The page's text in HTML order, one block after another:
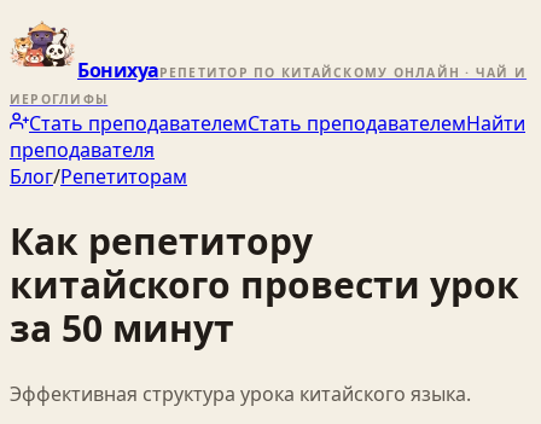
БонихуаРЕПЕТИТОР ПО КИТАЙСКОМУ ОНЛАЙН · ЧАЙ И
ИЕРОГЛИФЫ
Стать преподавателемСтать преподавателемНайти
преподавателя
Блог/Репетиторам
Как репетитору
китайского провести урок
за 50 минут
Эффективная структура урока китайского языка.